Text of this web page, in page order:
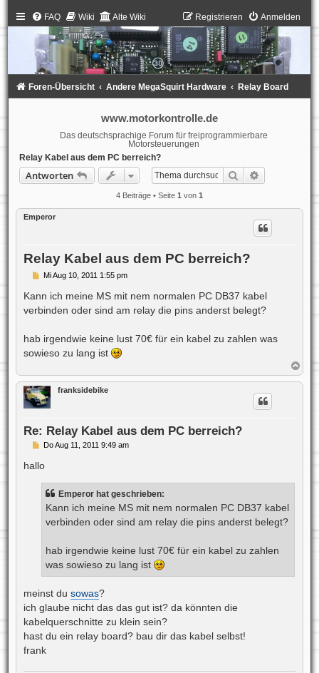
FAQ Wiki Alte Wiki Anmelden
Registrieren
Foren-Übersicht Andere MegaSquirt Hardware Relay Board
www.motorkontrolle.de
Das deutschsprachige Forum für freiprogrammierbare
Motorsteuerungen
Relay Kabel aus dem PC berreich?
Antworten Suche
4 Beiträge • Seite 1 von 1
Emperor
Relay Kabel aus dem PC berreich?
B
i
t
r
Mi Aug 10, 2011 1:55 pm
Kann ich meine MS mit nem normalen PC DB37 kabel
verbinden oder sind am relay die pins anderst belegt?
hab irgendwie keine lust 70€ für ein kabel zu zahlen was
sowieso zu lang ist
a
c
franksidebike
Re: Relay Kabel aus dem PC berreich?
B
i
r
Do Aug 11, 2011 9:49 am
hallo
Emperor hat geschrieben:
Kann ich meine MS mit nem normalen PC DB37 kabel
verbinden oder sind am relay die pins anderst belegt?
hab irgendwie keine lust 70€ für ein kabel zu zahlen
was sowieso zu lang ist
meinst du sowas?
ich glaube nicht das das gut ist? da könnten die
kabelquerschnitte zu klein sein?
hast du ein relay board? bau dir das kabel selbst!
frank